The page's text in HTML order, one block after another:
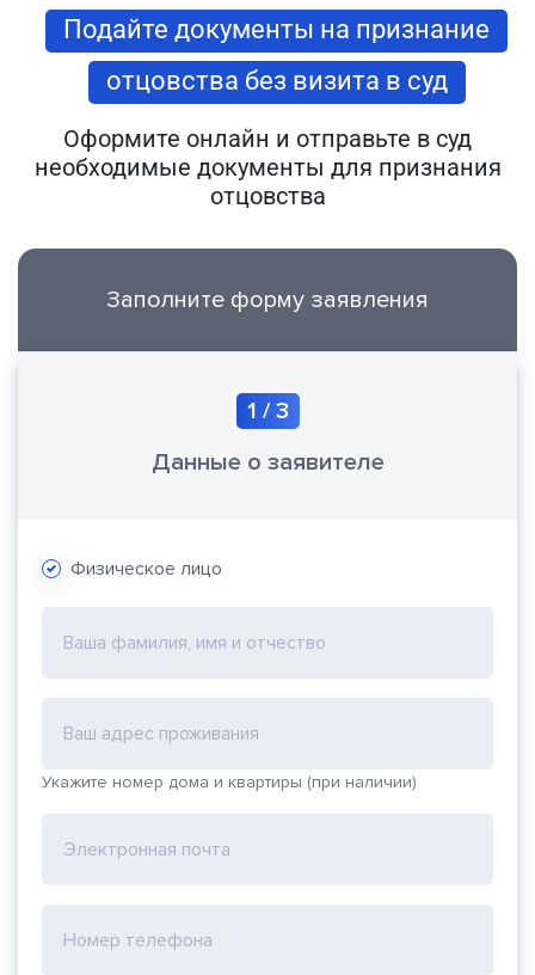
Подайте документы на признание
отцовства без визита в суд
Оформите онлайн и отправьте в суд
необходимые документы для признания
отцовства
Заполните форму заявления
1 /3
Данные о заявителе
Физическое лицо
Ваша фамилия, имя и отчество
Ваш адрес проживания
Укажите номер дома и квартиры (при наличии)
Электронная почта
Номер телефона